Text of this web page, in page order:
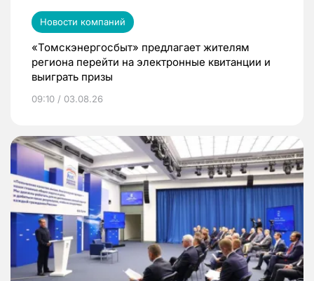
Новости компаний
«Томскэнергосбыт» предлагает жителям
региона перейти на электронные квитанции и
выиграть призы
09:10 / 03.08.26